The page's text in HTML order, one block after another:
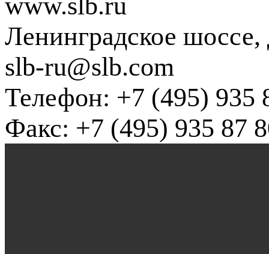
Ленинградское
slb-ru@slb.com
Телефон: +7 (495) 935
Факс: +7 (495) 935 87